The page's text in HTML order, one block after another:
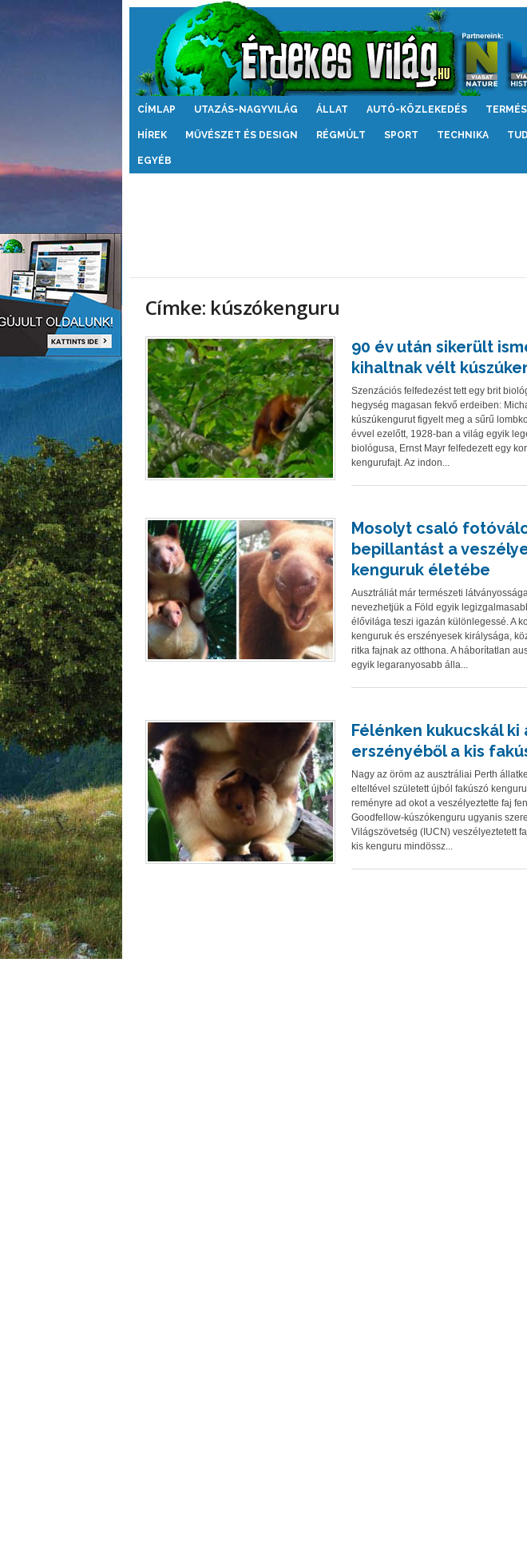
Érdekes
CÍMLAP UTAZÁS-NAGYVILÁG ÁLLAT AUTÓ-KÖZLEKEDÉS
HÍREK MŰVÉSZET ÉS DESIGN RÉGMÚLT SPORT TECHNIKA
EGYÉB
Címke: kúszókenguru
90 év után sikerült
kihaltnak vélt
Szenzációs felfedezést tett egy brit
hegység magasan fekvő erdeiben:
kúszúkengurut figyelt meg a sűrű
évvel ezelőtt, 1928-ban a világ egyik
biológusa, Ernst Mayr felfedezett egy
kengurufajt. Az indon...
Mosolyt csaló
bepillantást a
kenguruk életébe
Ausztráliát már természeti
nevezhetjük a Föld egyik
élővilága teszi igazán különlegessé. A
kenguruk és erszényesek királysága,
ritka fajnak az otthona. A háborítatlan
egyik legaranyosabb álla...
Félénken kukucskál ki
erszényéből a kis
Nagy az öröm az ausztráliai Perth
elteltével született újból fakúszó
reményre ad okot a veszélyeztette faj
Goodfellow-kúszókenguru ugyanis
Világszövetség (IUCN) veszélyeztetett
kis kenguru mindössz...